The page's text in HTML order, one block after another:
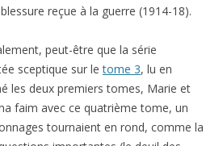
reçue à la guerre (1914-18).
peut-être que la série
sceptique sur letome 3, lu en
les deux premiers tomes, Marie et
faim avec ce quatrième tome, un
tournaient en rond, comme la